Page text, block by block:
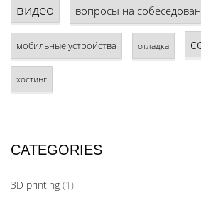
видео вопросы на
мобильные устройства отладка
хостинг
CATEGORIES
3D printing (1)